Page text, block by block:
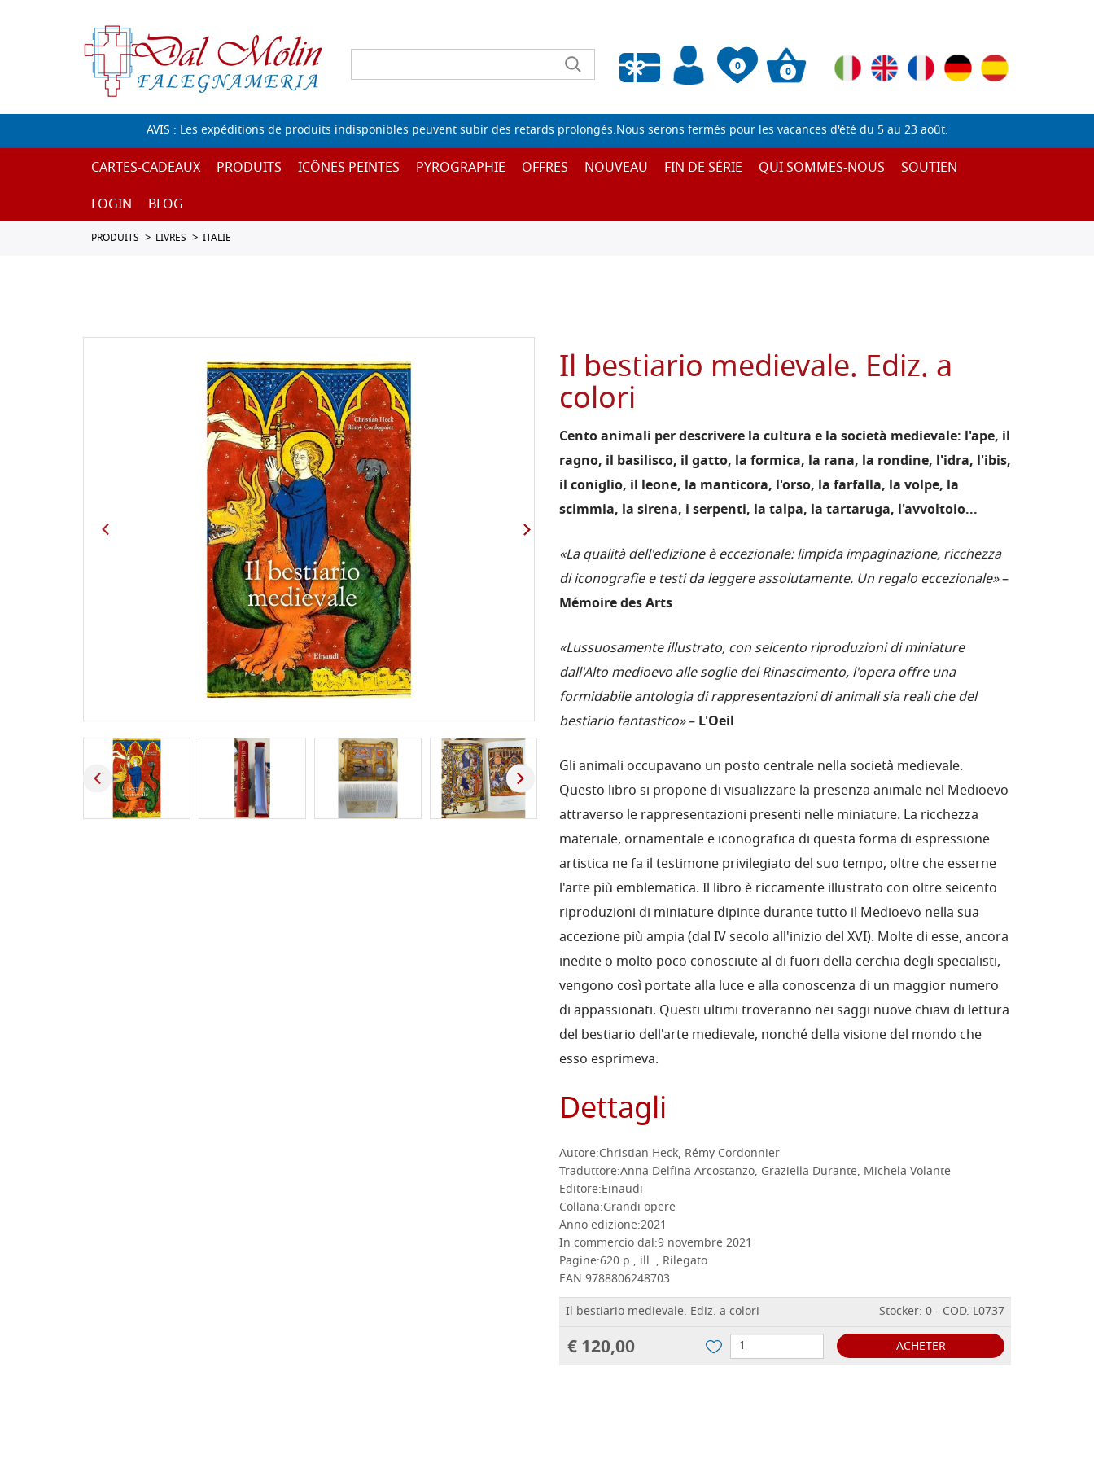
0
Liste de souhaits vide
0
AVIS : Les expéditions de produits indisponibles peuvent subir des retards prolongés.Nous serons fermés pour les vacances d'été du 5 au 23 août.
CARTES-CADEAUX PRODUITS ICÔNES PEINTES PYROGRAPHIE OFFRES NOUVEAU FIN DE SÉRIE QUI SOMMES-NOUS
SOUTIEN
LOGIN
BLOG
PRODUITS LIVRES ITALIE
Il bestiario medievale. Ediz. a
colori
Cento animali per descrivere la cultura e la società medievale: l'ape, il
ragno, il basilisco, il gatto, la formica, la rana, la rondine, l'idra, l'ibis,
il coniglio, il leone, la manticora, l'orso, la farfalla, la volpe, la
scimmia, la sirena, i serpenti, la talpa, la tartaruga, l'avvoltoio...
«La qualità dell'edizione è eccezionale: limpida impaginazione, ricchezza
di iconografie e testi da leggere assolutamente. Un regalo eccezionale»–
Mémoire des Arts
«Lussuosamente illustrato, con seicento riproduzioni di miniature
dall'Alto medioevo alle soglie del Rinascimento, l'opera offre una
formidabile antologia di rappresentazioni di animali sia reali che del
bestiario fantastico»–L'Oeil
Gli animali occupavano un posto centrale nella società medievale.
Questo libro si propone di visualizzare la presenza animale nel Medioevo
attraverso le rappresentazioni presenti nelle miniature. La ricchezza
materiale, ornamentale e iconografica di questa forma di espressione
artistica ne fa il testimone privilegiato del suo tempo, oltre che esserne
l'arte più emblematica. Il libro è riccamente illustrato con oltre seicento
riproduzioni di miniature dipinte durante tutto il Medioevo nella sua
accezione più ampia (dal IV secolo all'inizio del XVI). Molte di esse, ancora
inedite o molto poco conosciute al di fuori della cerchia degli specialisti,
vengono così portate alla luce e alla conoscenza di un maggior numero
di appassionati. Questi ultimi troveranno nei saggi nuove chiavi di lettura
del bestiario dell'arte medievale, nonché della visione del mondo che
esso esprimeva.
Dettagli
Autore:Christian Heck, Rémy Cordonnier
Traduttore:Anna Delfina Arcostanzo, Graziella Durante, Michela Volante
Editore:Einaudi
Collana:Grandi opere
Anno edizione:2021
In commercio dal:9 novembre 2021
Pagine:620 p., ill. , Rilegato
EAN:9788806248703
Il bestiario medievale. Ediz. a colori
Stocker: 0 - COD. L0737
€ 120,00 ACHETER